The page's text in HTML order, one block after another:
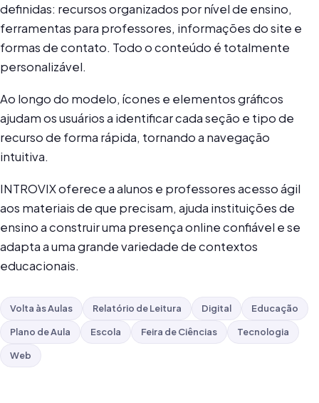
definidas: recursos organizados por nível de ensino,
ferramentas para professores, informações do site e
formas de contato. Todo o conteúdo é totalmente
personalizável.
Ao longo do modelo, ícones e elementos gráficos
ajudam os usuários a identificar cada seção e tipo de
recurso de forma rápida, tornando a navegação
intuitiva.
INTROVIX oferece a alunos e professores acesso ágil
aos materiais de que precisam, ajuda instituições de
ensino a construir uma presença online confiável e se
adapta a uma grande variedade de contextos
educacionais.
Volta às Aulas Relatório de Leitura Digital Educação
Plano de Aula Escola Feira de Ciências Tecnologia
Web